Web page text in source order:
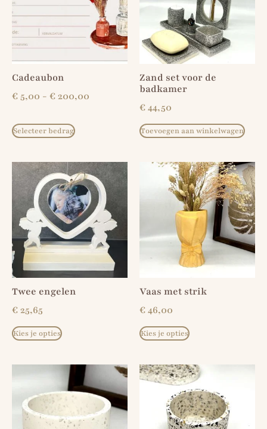
Cadeaubon
€5,00 - €200,00
Selecteer bedrag
Zand set voor de
badkamer
€44,50
Toevoegen aan winkelwagen
Twee engelen
€25,65
Kies je opties
Vaas met strik
€46,00
Kies je opties